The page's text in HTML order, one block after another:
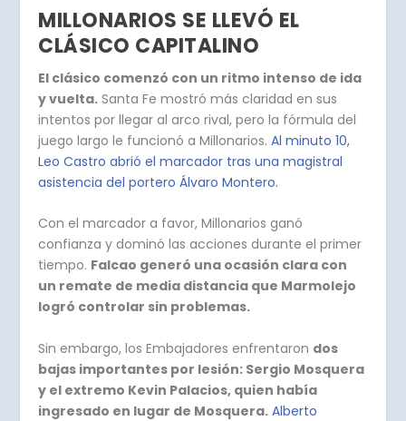
MILLONARIOS SE LLEVÓ EL
CLÁSICO CAPITALINO
El clásico comenzó con un ritmo intenso de ida
y vuelta. Santa Fe mostró más claridad en sus
intentos por llegar al arco rival, pero la fórmula del
juego largo le funcionó a Millonarios.Al minuto 10,
Leo Castro abrió el marcador tras una magistral
asistencia del portero Álvaro Montero.
Con el marcador a favor, Millonarios ganó
confianza y dominó las acciones durante el primer
tiempo. Falcao generó una ocasión clara con
un remate de media distancia que Marmolejo
logró controlar sin problemas.
Sin embargo, los Embajadores enfrentaron dos
bajas importantes por lesión: Sergio Mosquera
y el extremo Kevin Palacios, quien había
ingresado en lugar de Mosquera. Alberto